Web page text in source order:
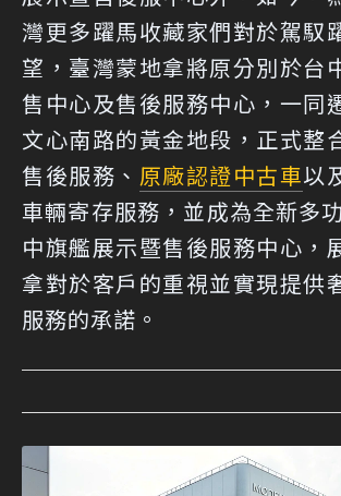
灣更多躍馬收藏家們對於駕馭
望，臺灣蒙地拿將原分別於台
售中心及售後服務中心，一同
文心南路的黃金地段，正式整
售後服務、 原廠認證中古車以
車輛寄存服務，並成為全新多
中旗艦展示暨售後服務中心，
拿對於客戶的重視並實現提供
服務的承諾。